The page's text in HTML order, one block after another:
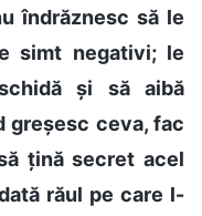
îndrăznesc să le
simt negativi; le
și să aibă
greșesc ceva, fac
țină secret acel
răul pe care l-